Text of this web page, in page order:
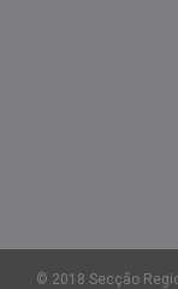
© 2018 Secção